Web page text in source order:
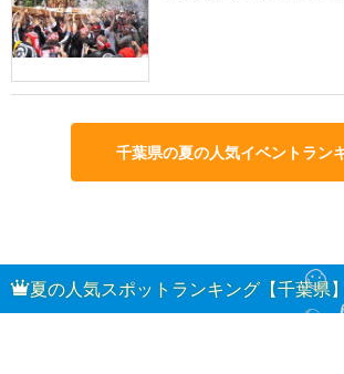
千葉県の夏の人気イベントラン
夏の人気スポットランキング【千葉県】